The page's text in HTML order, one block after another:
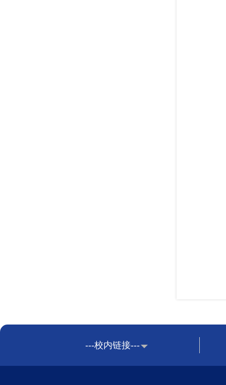
---校内链接---